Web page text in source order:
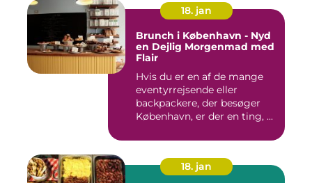
18. jan
Brunch i København - Nyd
en Dejlig Morgenmad med
Flair
Hvis du er en af de mange
eventyrrejsende eller
backpackere, der besøger
København, er der en ting, ...
18. jan